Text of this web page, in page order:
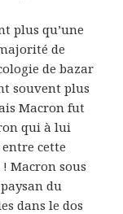
plus qu’une
de
de bazar
souvent plus
Macron fut
qui à lui
cette
Macron sous
du
dans le dos